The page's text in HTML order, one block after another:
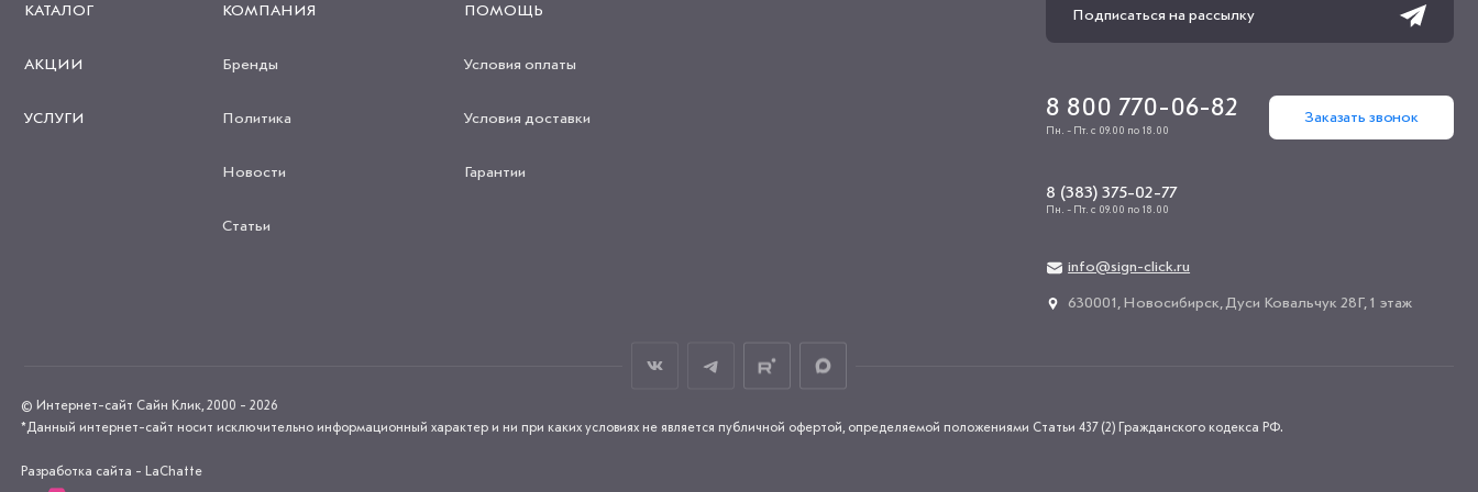
КАТАЛОГ
АКЦИИ
УСЛУГИ
КОМПАНИЯ
Бренды
Политика
Новости
Статьи
ПОМОЩЬ
Условия оплаты
Условия доставки
Гарантии
8 800 770-06-82
Пн. - Пт. с 09.00 по 18.00
Заказать звонок
8 (383) 375-02-77
Пн. - Пт. с 09.00 по 18.00
info@sign-click.ru
​630001, Новосибирск, Дуси Ковальчук 28Г, 1 этаж
© Интернет-сайт Сайн Клик, 2000 - 2026
*Данный интернет-сайт носит исключительно информационный характер и ни при каких условиях не является публичной офертой, определяемой положениями Статьи 437 (2) Гражданского кодекса РФ.
Разработка сайта - LaChatte